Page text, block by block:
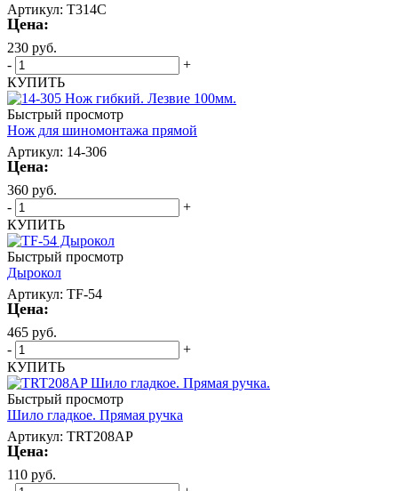
Артикул: T314С
Цена:
230 руб.
-
+
КУПИТЬ
Быстрый просмотр
Нож для шиномонтажа прямой
Артикул: 14-306
Цена:
360 руб.
-
+
КУПИТЬ
Быстрый просмотр
Дырокол
Артикул: TF-54
Цена:
465 руб.
-
+
КУПИТЬ
Быстрый просмотр
Шило гладкое. Прямая ручка
Артикул: TRT208AP
Цена:
110 руб.